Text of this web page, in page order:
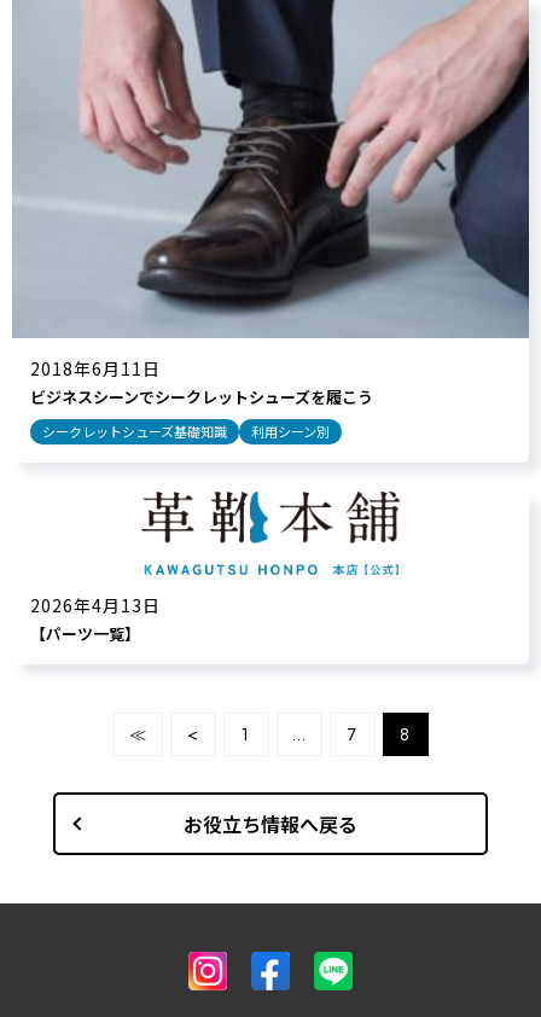
2018年6月11日
ビジネスシーンでシークレットシューズを履こう
シークレットシューズ基礎知識 利用シーン別
2026年4月13日
【パーツ一覧】
≪ < 1 … 7 8
お役立ち情報へ戻る